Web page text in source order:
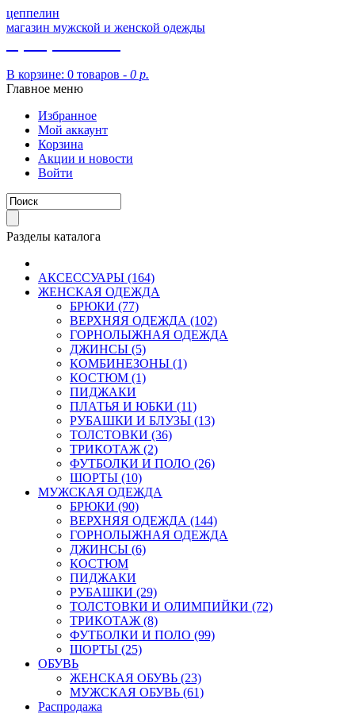
цеппелин
магазин мужской и женской одежды
В корзине: 0 товаров - 0 р.
Главное меню
Избранное
Мой аккаунт
Корзина
Акции и новости
Войти
Разделы каталога
АКСЕССУАРЫ (164)
ЖЕНСКАЯ ОДЕЖДА
БРЮКИ (77)
ВЕРХНЯЯ ОДЕЖДА (102)
ГОРНОЛЫЖНАЯ ОДЕЖДА
ДЖИНСЫ (5)
КОМБИНЕЗОНЫ (1)
КОСТЮМ (1)
ПИДЖАКИ
ПЛАТЬЯ И ЮБКИ (11)
РУБАШКИ И БЛУЗЫ (13)
ТОЛСТОВКИ (36)
ТРИКОТАЖ (2)
ФУТБОЛКИ И ПОЛО (26)
ШОРТЫ (10)
МУЖСКАЯ ОДЕЖДА
БРЮКИ (90)
ВЕРХНЯЯ ОДЕЖДА (144)
ГОРНОЛЫЖНАЯ ОДЕЖДА
ДЖИНСЫ (6)
КОСТЮМ
ПИДЖАКИ
РУБАШКИ (29)
ТОЛСТОВКИ И ОЛИМПИЙКИ (72)
ТРИКОТАЖ (8)
ФУТБОЛКИ И ПОЛО (99)
ШОРТЫ (25)
ОБУВЬ
ЖЕНСКАЯ ОБУВЬ (23)
МУЖСКАЯ ОБУВЬ (61)
Распродажа